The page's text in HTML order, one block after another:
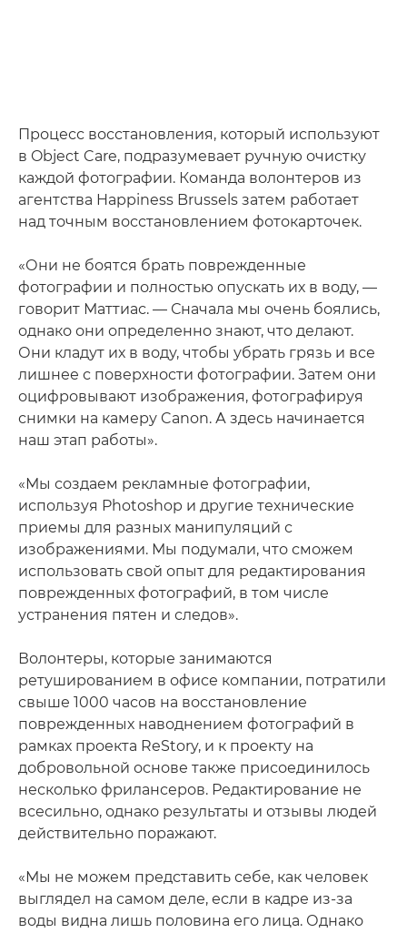
Процесс восстановления, который используют
в Object Care, подразумевает ручную очистку
каждой фотографии. Команда волонтеров из
агентства Happiness Brussels затем работает
над точным восстановлением фотокарточек.
«Они не боятся брать поврежденные
фотографии и полностью опускать их в воду, —
говорит Маттиас. — Сначала мы очень боялись,
однако они определенно знают, что делают.
Они кладут их в воду, чтобы убрать грязь и все
лишнее с поверхности фотографии. Затем они
оцифровывают изображения, фотографируя
снимки на камеру Canon. А здесь начинается
наш этап работы».
«Мы создаем рекламные фотографии,
используя Photoshop и другие технические
приемы для разных манипуляций с
изображениями. Мы подумали, что сможем
использовать свой опыт для редактирования
поврежденных фотографий, в том числе
устранения пятен и следов».
Волонтеры, которые занимаются
ретушированием в офисе компании, потратили
свыше 1000 часов на восстановление
поврежденных наводнением фотографий в
рамках проекта ReStory, и к проекту на
добровольной основе также присоединилось
несколько фрилансеров. Редактирование не
всесильно, однако результаты и отзывы людей
действительно поражают.
«Мы не можем представить себе, как человек
выглядел на самом деле, если в кадре из-за
воды видна лишь половина его лица. Однако